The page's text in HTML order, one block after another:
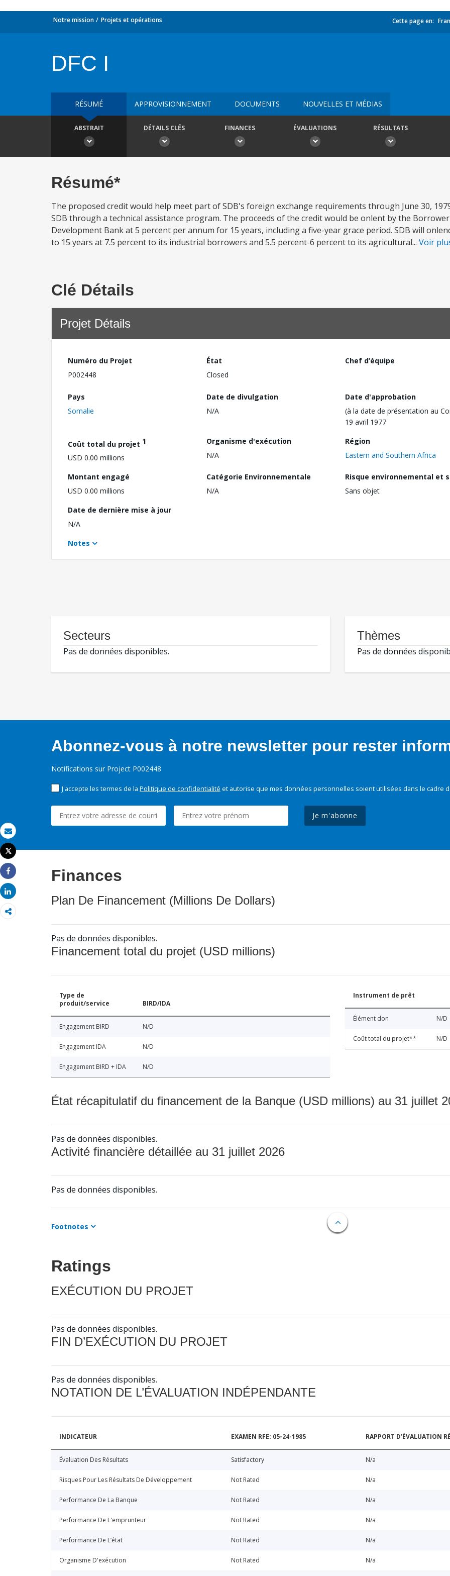
Email
Imprimer
Tweet
Share
Share
Notre mission Projets et opérations Cette page en:
DFC I
RÉSUMÉ APPROVISIONNEMENT DOCUMENTS NOUVELLES ET MÉDIAS
ABSTRAIT DÉTAILS CLÉS FINANCES ÉVALUATIONS RÉSULTATS
Résumé*
The proposed credit would help meet part of SDB's foreign exchange requirements through June 30,
SDB through a technical assistance program. The proceeds of the credit would be onlent by the
Development Bank at 5 percent per annum for 15 years, including a five-year grace period. SDB will
to 15 years at 7.5 percent to its industrial borrowers and 5.5 percent-6 percent to its agricultural... Voir
Clé Détails
Projet Détails
Numéro du Projet
P002448
État
Closed
Chef d’équipe
Pays
Somalie
Date de divulgation
N/A
Date d'approbation
(à la date de présentation au
19 avril 1977
Coût total du projet 1
USD 0.00 millions
Organisme d'exécution
N/A
Région
Eastern and Southern Africa
Montant engagé
USD 0.00 millions
Catégorie Environnementale
N/A
Risque environnemental et
Sans objet
Date de dernière mise à jour
N/A
Notes
Secteurs
Pas de données disponibles.
Thèmes
Pas de données
Abonnez-vous à notre newsletter pour rester
Notifications sur Project P002448
J'accepte les termes de la Politique de confidentialité et autorise que mes données personnelles soient utilisées dans le cadre
Je m'abonne
Finances
Plan De Financement (Millions De Dollars)
Pas de données disponibles.
Financement total du projet (USD millions)
Type de
produit/service
BIRD/IDA
Engagement BIRD N/D
Engagement IDA N/D
Engagement BIRD + IDA N/D
Instrument de prêt
Élément don N/D
Coût total du projet** N/D
État récapitulatif du financement de la Banque (USD millions) au 31 juillet
Pas de données disponibles.
Activité financière détaillée au 31 juillet 2026
Pas de données disponibles.
Footnotes
Ratings
EXÉCUTION DU PROJET
Pas de données disponibles.
FIN D’EXÉCUTION DU PROJET
Pas de données disponibles.
NOTATION DE L’ÉVALUATION INDÉPENDANTE
INDICATEUR EXAMEN RFE: 05-24-1985 RAPPORT D’ÉVALUATION
Évaluation Des Résultats Satisfactory N/a
Risques Pour Les Résultats De Développement Not Rated N/a
Performance De La Banque Not Rated N/a
Performance De L'emprunteur Not Rated N/a
Performance De L’état Not Rated N/a
Organisme D'exécution Not Rated N/a